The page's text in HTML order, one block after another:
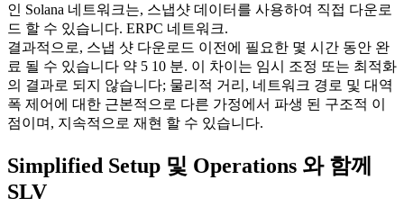
인 Solana 네트워크는, 스냅샷 데이터를 사용하여 직접 다운로
드 할 수 있습니다. ERPC 네트워크.
결과적으로, 스냅 샷 다운로드 이전에 필요한 몇 시간 동안 완
료 될 수 있습니다 약 5 10 분. 이 차이는 임시 조정 또는 최적화
의 결과로 되지 않습니다; 물리적 거리, 네트워크 경로 및 대역
폭 제어에 대한 근본적으로 다른 가정에서 파생 된 구조적 이
점이며, 지속적으로 재현 할 수 있습니다.
Simplified Setup 및 Operations 와 함께
SLV